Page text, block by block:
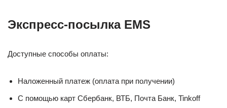
Экспресс-посылка EMS
Доступные способы оплаты:
Наложенный платеж (оплата при получении)
С помощью карт Сбербанк, ВТБ, Почта Банк, Tinkoff